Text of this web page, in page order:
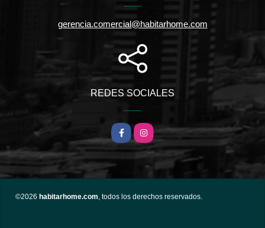
gerencia.comercial@habitarhome.com
REDES SOCIALES
FacebookInstagram
©2026 habitarhome.com, todos los derechos reservados.